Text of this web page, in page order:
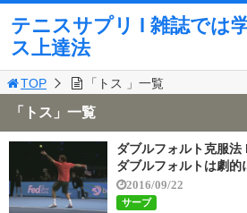
テニスサプリ l 雑誌では
ス上達法
TOP 「トス 」一覧
「トス」一覧
ダブルフォルト克服法
ダブルフォルトは劇的
2016/09/22
サーブ